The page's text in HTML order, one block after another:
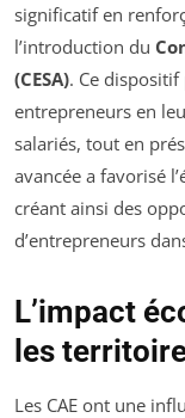
significatif en
l’introduction du
(CESA). Ce
entrepreneurs en
salariés, tout en
avancée a favorisé
créant ainsi des
d’entrepreneurs
L’impact
les
Les CAE ont une